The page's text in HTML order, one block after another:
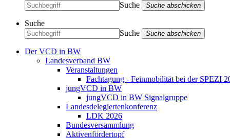
Suche
Suche abschicken
Suche
Suche
Suche abschicken
Der VCD in BW
Landesverband BW
Veranstaltungen
Fachtagung - Feinmobilität bei der SPEZI
jungVCD in BW
jungVCD in BW Signalgruppe
Landesdelegiertenkonferenz
LDK 2026
Bundesversammlung
Aktivenfördertopf